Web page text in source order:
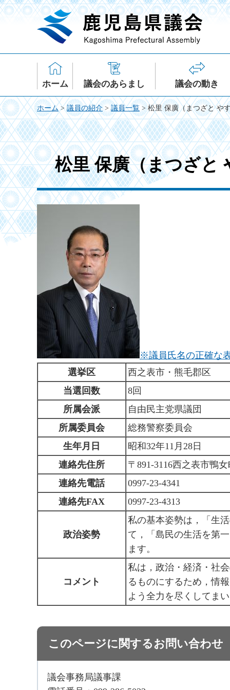
鹿児島県議会
ホーム 議会のあらまし 議会の動き
ホーム >議員の紹介>議員一覧 > 松里 保廣（まつざと や
松里 保廣（まつざと
※議員氏名の正確な
選挙区
西之表市・熊毛郡区
当選回数
8回
所属会派
自由民主党県議団
所属委員会
総務警察委員会
生年月日
昭和32年11月28日
連絡先住所
〒891-3116西之表市鴨女
連絡先電話
0997-23-4341
連絡先FAX
0997-23-4313
政治姿勢
私の基本姿勢は，「生
て，「島民の生活を第
ます。
コメント
私は，政治・経済・社
るものにするため，情
よう全力を尽くしてまい
このページに関するお問い合わせ
議会事務局議事課